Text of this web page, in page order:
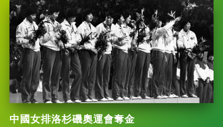
中國女排洛杉磯奧運會奪金